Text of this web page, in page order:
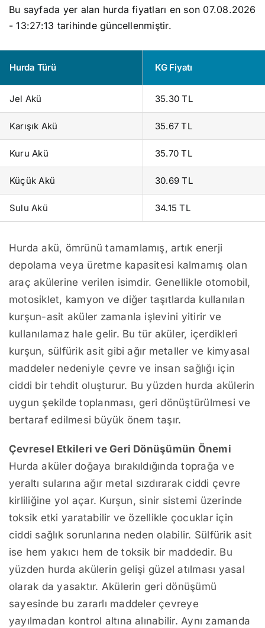
Bu sayfada yer alan hurda fiyatları en son 07.08.2026
- 13:27:13 tarihinde güncellenmiştir.
Hurda Türü KG Fiyatı
Jel Akü 35.30 TL
Karışık Akü 35.67 TL
Kuru Akü 35.70 TL
Küçük Akü 30.69 TL
Sulu Akü 34.15 TL
Hurda akü, ömrünü tamamlamış, artık enerji
depolama veya üretme kapasitesi kalmamış olan
araç akülerine verilen isimdir. Genellikle otomobil,
motosiklet, kamyon ve diğer taşıtlarda kullanılan
kurşun-asit aküler zamanla işlevini yitirir ve
kullanılamaz hale gelir. Bu tür aküler, içerdikleri
kurşun, sülfürik asit gibi ağır metaller ve kimyasal
maddeler nedeniyle çevre ve insan sağlığı için
ciddi bir tehdit oluşturur. Bu yüzden hurda akülerin
uygun şekilde toplanması, geri dönüştürülmesi ve
bertaraf edilmesi büyük önem taşır.
Çevresel Etkileri ve Geri Dönüşümün Önemi
Hurda aküler doğaya bırakıldığında toprağa ve
yeraltı sularına ağır metal sızdırarak ciddi çevre
kirliliğine yol açar. Kurşun, sinir sistemi üzerinde
toksik etki yaratabilir ve özellikle çocuklar için
ciddi sağlık sorunlarına neden olabilir. Sülfürik asit
ise hem yakıcı hem de toksik bir maddedir. Bu
yüzden hurda akülerin gelişi güzel atılması yasal
olarak da yasaktır. Akülerin geri dönüşümü
sayesinde bu zararlı maddeler çevreye
yayılmadan kontrol altına alınabilir. Aynı zamanda